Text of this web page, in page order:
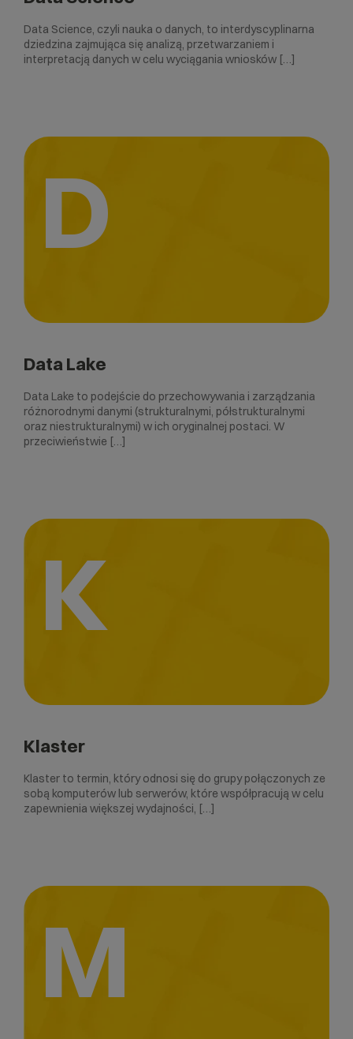
Data Science, czyli nauka o danych, to interdyscyplinarna
dziedzina zajmująca się analizą, przetwarzaniem i
interpretacją danych w celu wyciągania wniosków […]
D
Data Lake
Data Lake to podejście do przechowywania i zarządzania
różnorodnymi danymi (strukturalnymi, półstrukturalnymi
oraz niestrukturalnymi) w ich oryginalnej postaci. W
przeciwieństwie […]
K
Klaster
Klaster to termin, który odnosi się do grupy połączonych ze
sobą komputerów lub serwerów, które współpracują w celu
zapewnienia większej wydajności, […]
M